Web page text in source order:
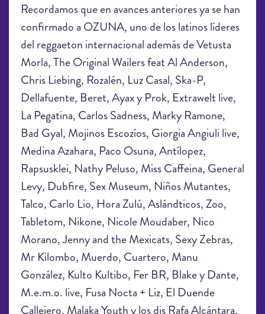
Recordamos que en avances anteriores ya se han
confirmado a OZUNA, uno de los latinos líderes
del reggaeton internacional además de Vetusta
Morla, The Original Wailers feat Al Anderson,
Chris Liebing, Rozalén, Luz Casal, Ska-P,
Dellafuente, Beret, Ayax y Prok, Extrawelt live,
La Pegatina, Carlos Sadness, Marky Ramone,
Bad Gyal, Mojinos Escozíos, Giorgia Angiuli live,
Medina Azahara, Paco Osuna, Antílopez,
Rapsusklei, Nathy Peluso, Miss Caffeina, General
Levy, Dubfire, Sex Museum, Niños Mutantes,
Talco, Carlo Lio, Hora Zulú, Aslándticos, Zoo,
Tabletom, Nikone, Nicole Moudaber, Nico
Morano, Jenny and the Mexicats, Sexy Zebras,
Mr Kilombo, Muerdo, Cuartero, Manu
González, Kulto Kultibo, Fer BR, Blake y Dante,
M.e.m.o. live, Fusa Nocta + Liz, El Duende
Callejero, Malaka Youth y los djs Rafa Alcántara,